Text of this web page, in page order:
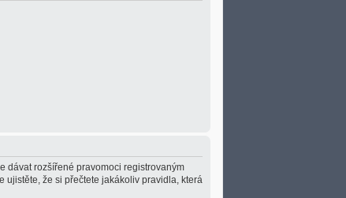
dávat rozšířené pravomoci registrovaným
ujistěte, že si přečtete jakákoliv pravidla, která